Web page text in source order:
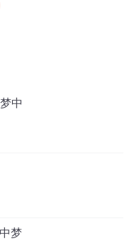
你说的太有道理啦~音乐加上
样的听觉体验哟
20年。以永历帝（元春）
中
梦